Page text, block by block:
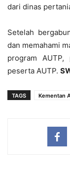
dari dinas
Setelah
dan memahami
program
peserta AUTP.
TAGS Kementan